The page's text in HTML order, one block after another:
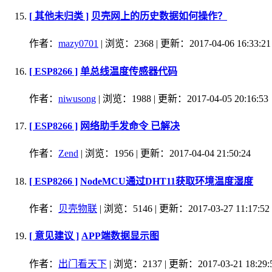
[ 其他未归类 ] 贝壳网上的历史数据如何操作？
作者： mazy0701 | 浏览：2368 | 更新：2017-04-06 16:33:21
[ ESP8266 ] 单总线温度传感器代码
作者： niwusong | 浏览：1988 | 更新：2017-04-05 20:16:53
[ ESP8266 ] 网络助手发命令 已解决
作者： Zend | 浏览：1956 | 更新：2017-04-04 21:50:24
[ ESP8266 ] NodeMCU通过DHT11获取环境温度湿度
作者： 贝壳物联 | 浏览：5146 | 更新：2017-03-27 11:17:52
[ 意见建议 ] APP端数据显示图
作者： 出门看天下 | 浏览：2137 | 更新：2017-03-21